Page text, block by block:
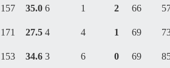
157 35.0 6 1 2 66
171 27.5 4 4 1 69
153 34.6 3 6 0 69